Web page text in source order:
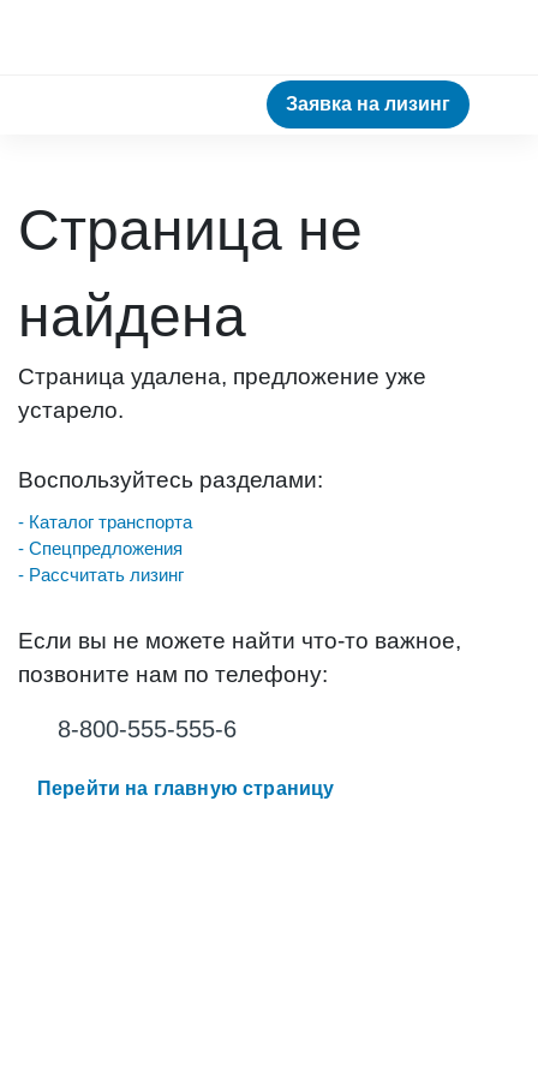
Заявка на лизинг
Страница не
найдена
Страница удалена, предложение уже
устарело.
Воспользуйтесь разделами:
- Каталог транспорта
- Спецпредложения
- Рассчитать лизинг
Если вы не можете найти что-то важное,
позвоните нам по телефону:
8-800-555-555-6
Перейти на главную страницу